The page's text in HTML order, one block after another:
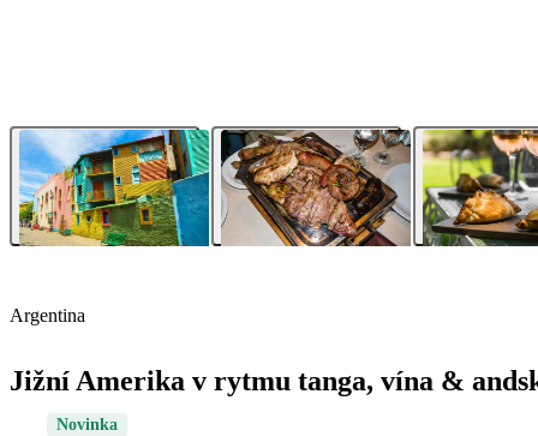
Argentina
Jižní Amerika v rytmu tanga, vína &
Novinka